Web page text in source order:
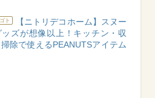
ト
【ニトリデコホーム】スヌー
ッズが想像以上！キッチン・収
除で使えるPEANUTSアイテム